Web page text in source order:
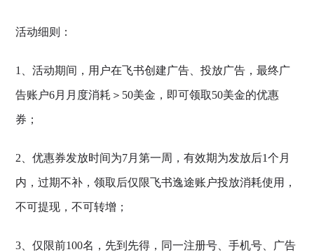
活动细则：
1、活动期间，用户在飞书创建广告、投放广告，最终广
告账户6月月度消耗＞50美金，即可领取50美金的优惠
券；
2、优惠券发放时间为7月第一周，有效期为发放后1个月
内，过期不补，领取后仅限飞书逸途账户投放消耗使用，
不可提现，不可转增；
3、仅限前100名，先到先得，同一注册号、手机号、广告